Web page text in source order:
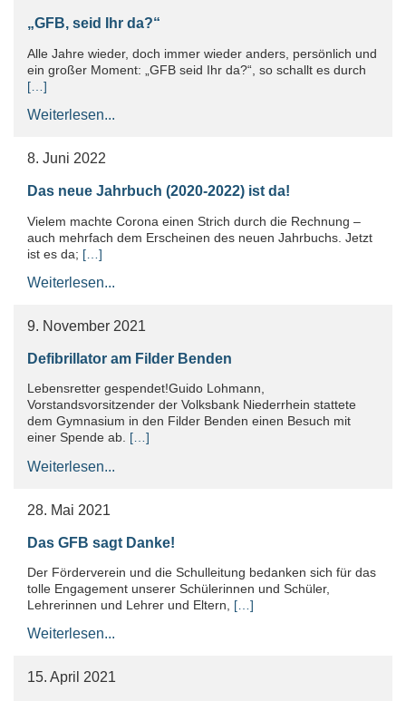
„GFB, seid Ihr da?“
Alle Jahre wieder, doch immer wieder anders, persönlich und
ein großer Moment: „GFB seid Ihr da?“, so schallt es durch
[…]
Weiterlesen...
8. Juni 2022
Das neue Jahrbuch (2020-2022) ist da!
Vielem machte Corona einen Strich durch die Rechnung –
auch mehrfach dem Erscheinen des neuen Jahrbuchs. Jetzt
ist es da; […]
Weiterlesen...
9. November 2021
Defibrillator am Filder Benden
Lebensretter gespendet!Guido Lohmann,
Vorstandsvorsitzender der Volksbank Niederrhein stattete
dem Gymnasium in den Filder Benden einen Besuch mit
einer Spende ab. […]
Weiterlesen...
28. Mai 2021
Das GFB sagt Danke!
Der Förderverein und die Schulleitung bedanken sich für das
tolle Engagement unserer Schülerinnen und Schüler,
Lehrerinnen und Lehrer und Eltern,
[…]
Weiterlesen...
15. April 2021